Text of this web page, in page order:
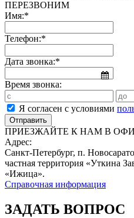
ПЕРЕЗВОНИМ
Имя:*
Телефон:*
Дата звонка:*
Время звонка:
Я согласен с условиями
ПРИЕЗЖАЙТЕ К НАМ В
Адрес:
Санкт-Петербург, п.
частная территория «Уткина
«Ижица».
Справочная информация
ЗАДАТЬ ВОПРОС